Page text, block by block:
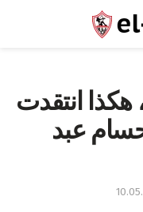
هكذا انتقدت
حسام عبد